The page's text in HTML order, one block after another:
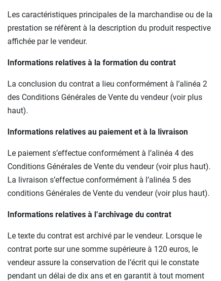
Les caractéristiques principales de la marchandise ou de la
prestation se réfèrent à la description du produit respective
affichée par le vendeur.
Informations relatives à la formation du contrat
La conclusion du contrat a lieu conformément à l’alinéa 2
des Conditions Générales de Vente du vendeur (voir plus
haut).
Informations relatives au paiement et à la livraison
Le paiement s’effectue conformément à l’alinéa 4 des
Conditions Générales de Vente du vendeur (voir plus haut).
La livraison s’effectue conformément à l’alinéa 5 des
conditions Générales de Vente du vendeur (voir plus haut).
Informations relatives à l’archivage du contrat
Le texte du contrat est archivé par le vendeur. Lorsque le
contrat porte sur une somme supérieure à 120 euros, le
vendeur assure la conservation de l’écrit qui le constate
pendant un délai de dix ans et en garantit à tout moment